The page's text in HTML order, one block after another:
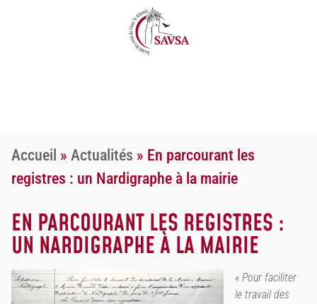
Accueil » Actualités » En parcourant les
registres : un Nardigraphe à la mairie
EN PARCOURANT LES REGISTRES :
UN NARDIGRAPHE À LA MAIRIE
« Pour faciliter
le travail des